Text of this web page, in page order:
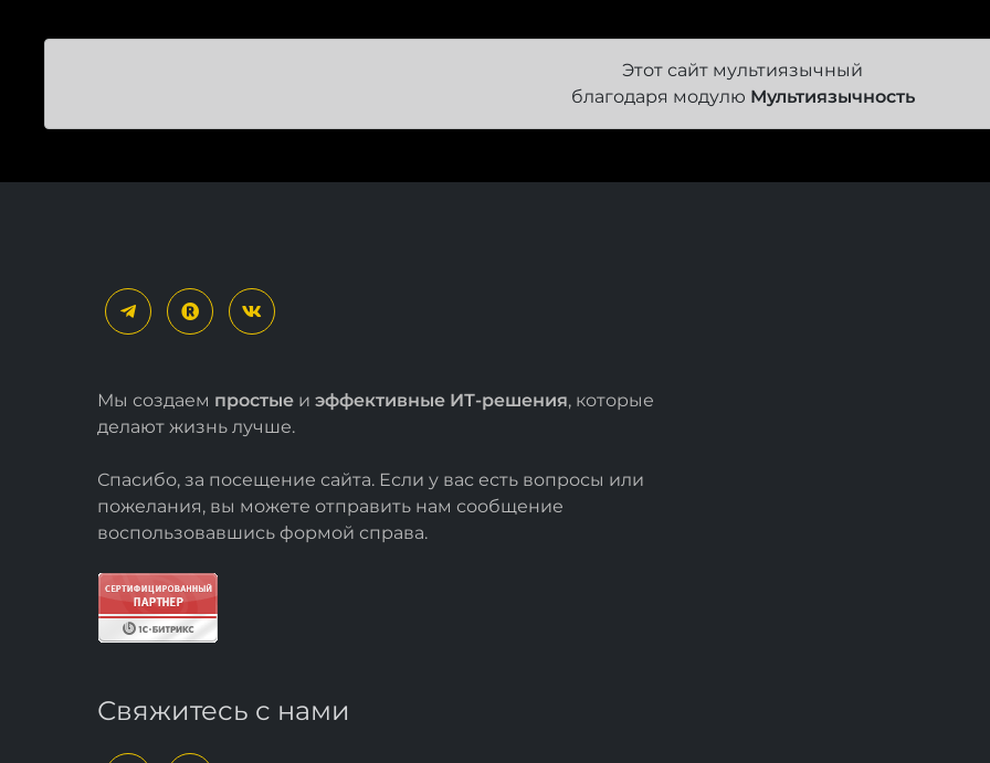
Этот сайт мультиязычный
благодаря модулю Мультиязычность
Мы создаем простые и эффективные ИТ-решения, которые
делают жизнь лучше.
Спасибо, за посещение сайта. Если у вас есть вопросы или
пожелания, вы можете отправить нам сообщение
воспользовавшись формой справа.
Свяжитесь с нами